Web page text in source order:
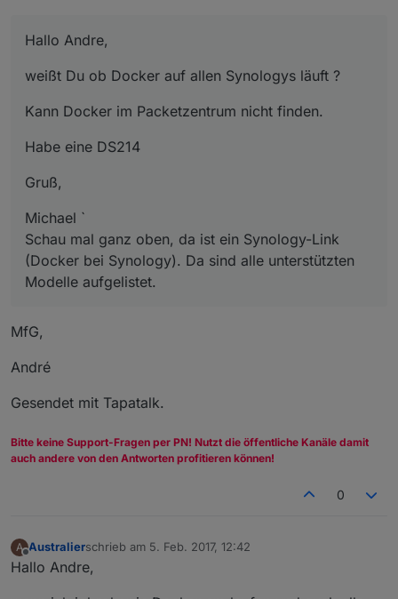
Hallo Andre,
weißt Du ob Docker auf allen Synologys läuft ?
Kann Docker im Packetzentrum nicht finden.
Habe eine DS214
Gruß,
Michael `
Schau mal ganz oben, da ist ein Synology-Link
(Docker bei Synology). Da sind alle unterstützten
Modelle aufgelistet.
MfG,
André
Gesendet mit Tapatalk.
Bitte keine Support-Fragen per PN! Nutzt die öffentliche Kanäle damit
auch andere von den Antworten profitieren können!
0
A
Offline
Australierschrieb am 5. Feb. 2017, 12:42
zuletzt editiert von
Hallo Andre,